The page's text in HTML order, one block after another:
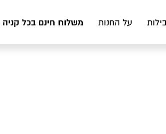
על החנות משלוח חינם בכל קניה מעל 199 ₪